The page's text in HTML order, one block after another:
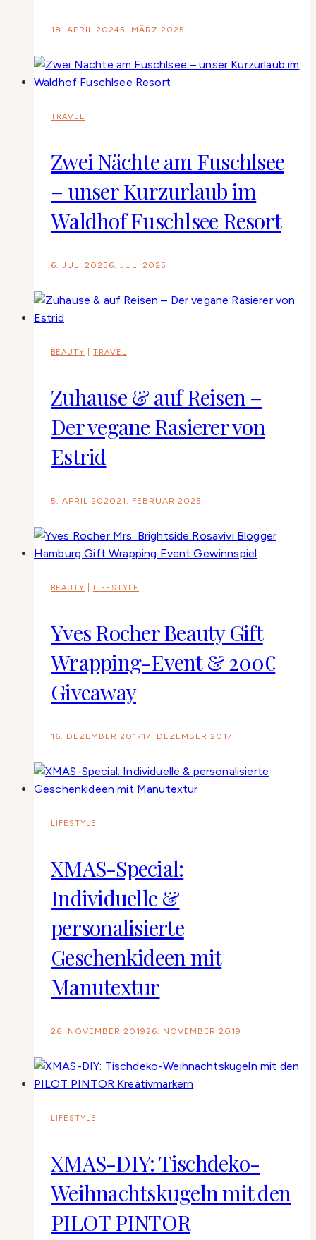
18. APRIL 20245. MÄRZ 2025
TRAVEL
Zwei Nächte am Fuschlsee
– unser Kurzurlaub im
Waldhof Fuschlsee Resort
6. JULI 2025 6. JULI 2025
BEAUTY TRAVEL
Zuhause & auf Reisen –
Der vegane Rasierer von
Estrid
5. APRIL 2020 21. FEBRUAR 2025
BEAUTY LIFESTYLE
Yves Rocher Beauty Gift
Wrapping-Event & 200€
Giveaway
16. DEZEMBER 201717. DEZEMBER 2017
LIFESTYLE
XMAS-Special:
Individuelle &
personalisierte
Geschenkideen mit
Manutextur
26. NOVEMBER 2019 26. NOVEMBER 2019
LIFESTYLE
XMAS-DIY: Tischdeko-
Weihnachtskugeln mit den
PILOT PINTOR